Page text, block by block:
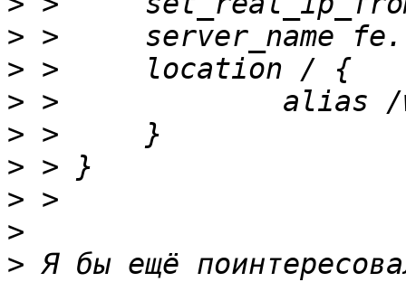
>
>
>
>
>
>
>
> Я бы ещё